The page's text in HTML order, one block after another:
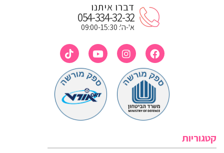
דברו איתנו
054-334-32-32
א'-ה': 09:00-15:30
קטגוריות